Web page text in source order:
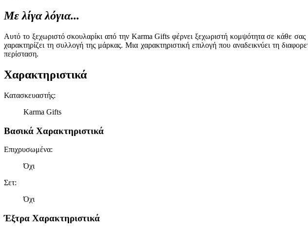
Με λίγα λόγια...
Αυτό το ξεχωριστό σκουλαρίκι από την Karma Gifts φέρνει ξεχωριστή κομψότητα σε κάθε
χαρακτηρίζει τη συλλογή της μάρκας. Μια χαρακτηριστική επιλογή που αναδεικνύει τη
περίσταση.
Χαρακτηριστικά
Κατασκευαστής:
Karma Gifts
Βασικά Χαρακτηριστικά
Επιχρυσωμένα:
Όχι
Σετ:
Όχι
Έξτρα Χαρακτηριστικά